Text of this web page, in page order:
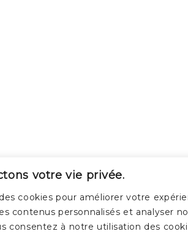
votre vie privée.
cookies pour améliorer votre
contenus personnalisés et analyser
consentez à notre utilisation des